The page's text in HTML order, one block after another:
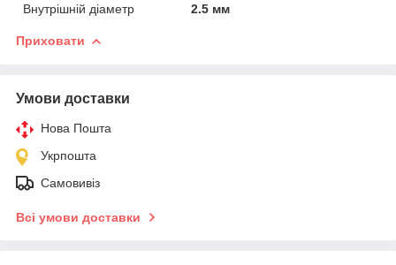
Внутрішній діаметр
2.5 мм
Приховати
Умови доставки
Нова Пошта
Укрпошта
Самовивіз
Всі умови доставки